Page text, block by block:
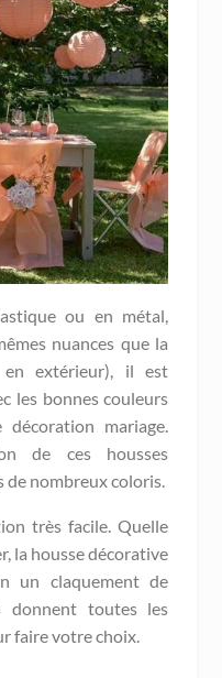
ou en métal,
nuances que la
en extérieur), il est
les bonnes couleurs
mariage.
de ces housses
nombreux coloris.
très facile. Quelle
la housse décorative
un claquement de
donnent toutes les
faire votre choix.